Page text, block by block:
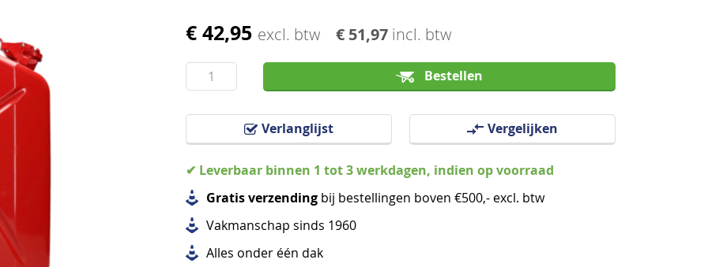
€ 42,95 excl. btw € 51,97 incl. btw
Bestellen
Verlanglijst Vergelijken
✔ Leverbaar binnen 1 tot 3 werkdagen, indien op voorraad
Gratis verzending bij bestellingen boven €500,- excl. btw
Vakmanschap sinds 1960
Alles onder één dak